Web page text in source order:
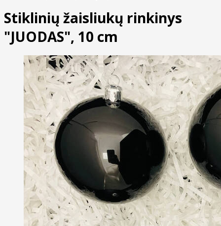
Stiklinių žaisliukų rinkinys
"JUODAS", 10 cm